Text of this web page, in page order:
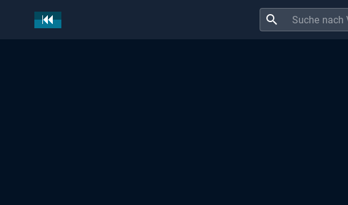
search